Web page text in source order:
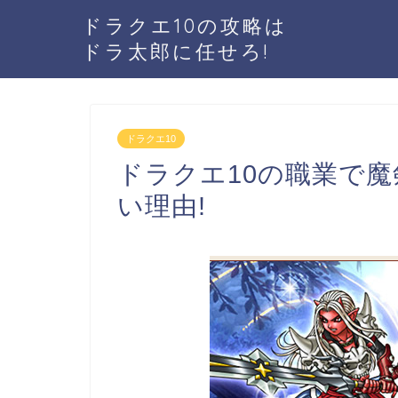
ドラクエ10の攻略は
ドラ太郎に任せろ!
ドラクエ10
ドラクエ10の職業で
い理由!